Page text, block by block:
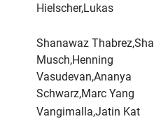
Hielscher,Lukas
Shanawaz
Musch,Henning
Vasudevan,Ananya
Schwarz,Marc Yang
Vangimalla,Jatin Kat